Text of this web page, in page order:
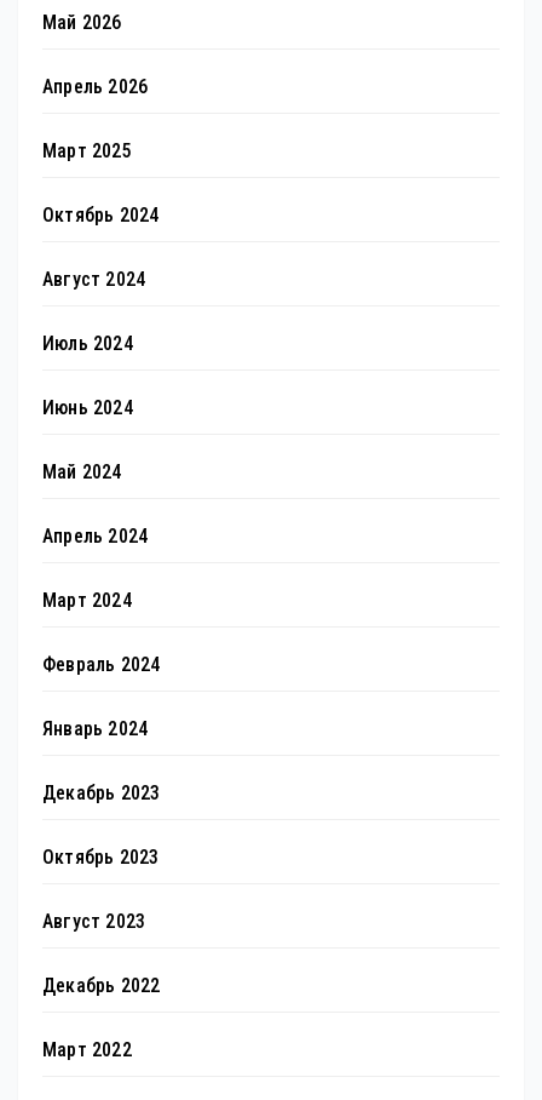
Май 2026
Апрель 2026
Март 2025
Октябрь 2024
Август 2024
Июль 2024
Июнь 2024
Май 2024
Апрель 2024
Март 2024
Февраль 2024
Январь 2024
Декабрь 2023
Октябрь 2023
Август 2023
Декабрь 2022
Март 2022